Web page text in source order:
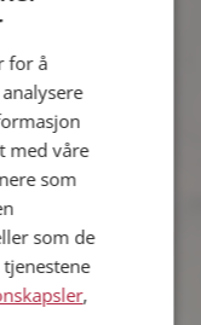
personen
ett minutt å bli
slik at du kan
for å
med våre
som
som de
,